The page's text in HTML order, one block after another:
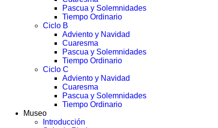
Pascua y Solemnidades
Tiempo Ordinario
Ciclo B
Adviento y Navidad
Cuaresma
Pascua y Solemnidades
Tiempo Ordinario
Ciclo C
Adviento y Navidad
Cuaresma
Pascua y Solemnidades
Tiempo Ordinario
Museo
Introducción